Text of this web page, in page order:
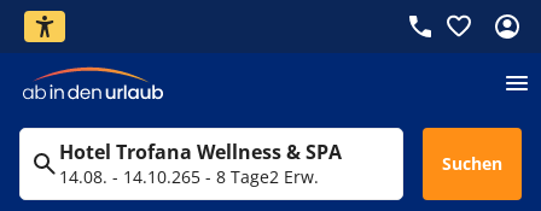
Hotel Trofana Wellness & SPA
14.08. - 14.10.265 - 8 Tage2 Erw.
Suchen